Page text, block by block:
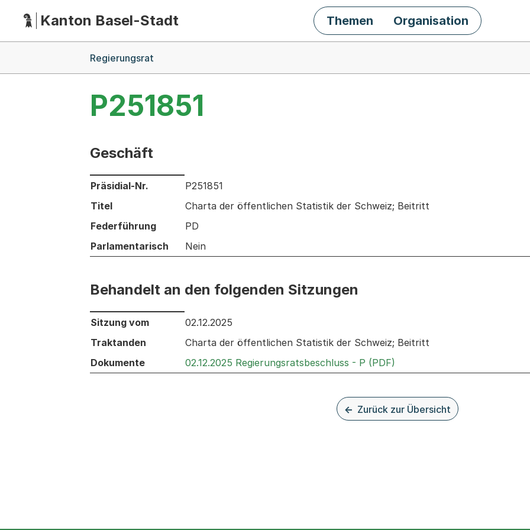
HauptnavigationKanton Basel-Stadt Themen Organisation
Regierungsrat
P251851
Geschäft
Informationen zum Ausgewählten Geschäft
Präsidial-Nr.
P251851
Titel
Charta der öffentlichen Statistik der Schweiz; Beitritt
Federführung
PD
Parlamentarisch
Nein
Behandelt an den folgenden Sitzungen
Behandelt an den folgenden Sitzungen: Informationen zu den Sitzungen zum Geschäft
Sitzung vom
02.12.2025
Traktanden
Charta der öffentlichen Statistik der Schweiz; Beitritt
Dokumente
02.12.2025 Regierungsratsbeschluss - P (PDF)
Zurück zur Übersicht